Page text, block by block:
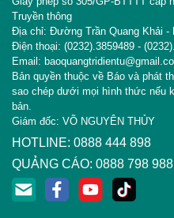
Truyền thông
Địa chỉ: Đường Trần Quang Khải
Điện thoại: (0232).3859489 -
Email:
Bản quyền thuộc về Báo và phát
sao chép dưới mọi hình thức nếu
bản.
Giám đốc: VÕ NGUYÊN THỦY
HOTLINE: 0888 444 898
QUẢNG CÁO: 0888 798 988